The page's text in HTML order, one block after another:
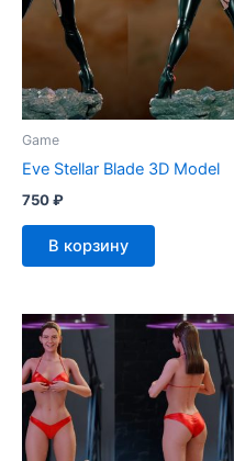
Game
Eve Stellar Blade 3D Model
750₽
В корзину